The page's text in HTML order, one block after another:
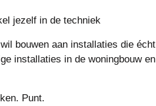
jezelf in de techniek
bouwen aan installaties die écht
installaties in de woningbouw en
Punt.